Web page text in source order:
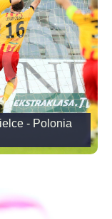
- Polonia